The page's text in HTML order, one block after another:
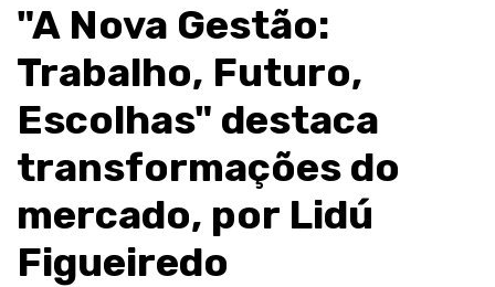
"A Nova Gestão:
Trabalho, Futuro,
Escolhas" destaca
transformações do
mercado, por Lidú
Figueiredo